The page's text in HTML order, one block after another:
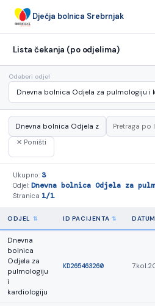
Dječja bolnica Srebrnjak
Lista čekanja (po odjelima)
Odaberi odjel
✕ Poništi
Ukupno: 3
Odjel: Dnevna bolnica Odjela za
Stranica 1/1
ODJEL ID PACIJENTA
Dnevna
bolnica
Odjela za
pulmologiju
i
kardiologiju
KD265463260